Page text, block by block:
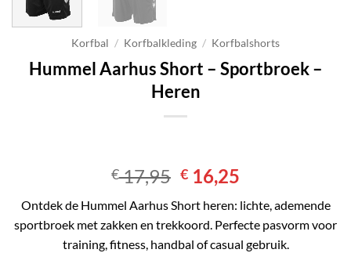
Korfbal / Korfbalkleding / Korfbalshorts
Hummel Aarhus Short – Sportbroek –
Heren
€17,95 Oorspronkelijke
prijs
was:
€ 17,95.
€ 16,25
is:
€ 16,25.
Ontdek de Hummel Aarhus Short heren: lichte, ademende
sportbroek met zakken en trekkoord. Perfecte pasvorm voor
training, fitness, handbal of casual gebruik.